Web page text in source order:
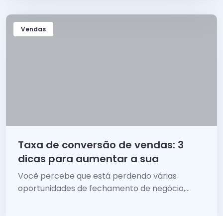
Vendas
Taxa de conversão de vendas: 3
dicas para aumentar a sua
Você percebe que está perdendo várias
oportunidades de fechamento de negócio,...